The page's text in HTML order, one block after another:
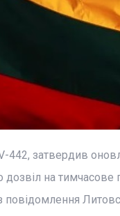
442, затвердив
на
повідомлення